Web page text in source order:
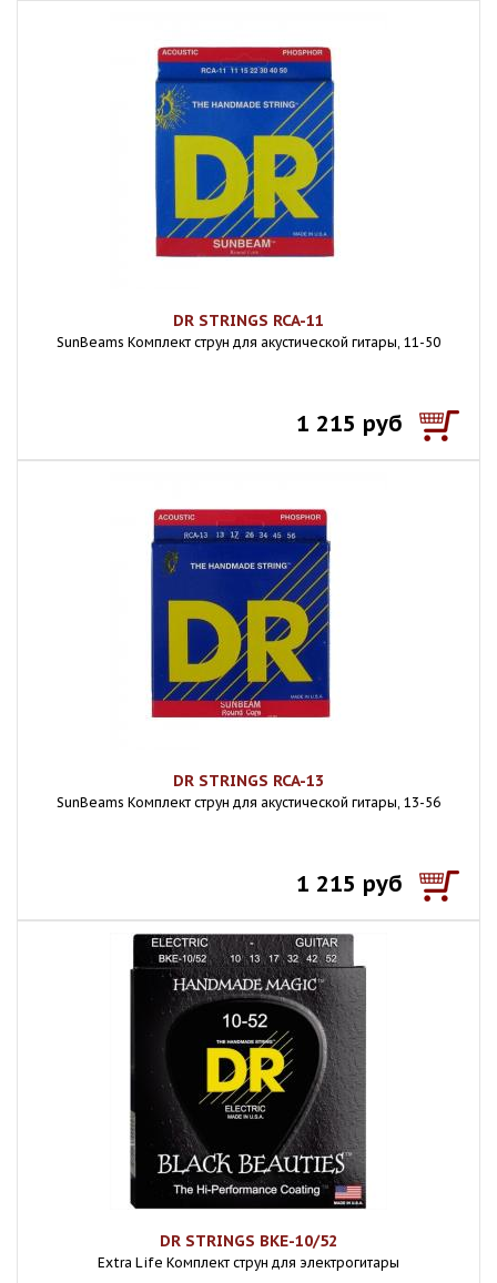
DR STRINGS RCA-11
SunBeams Комплект струн для акустической гитары, 11-50
1 215 руб
DR STRINGS RCA-13
SunBeams Комплект струн для акустической гитары, 13-56
1 215 руб
DR STRINGS BKE-10/52
Extra Life Комплект струн для электрогитары